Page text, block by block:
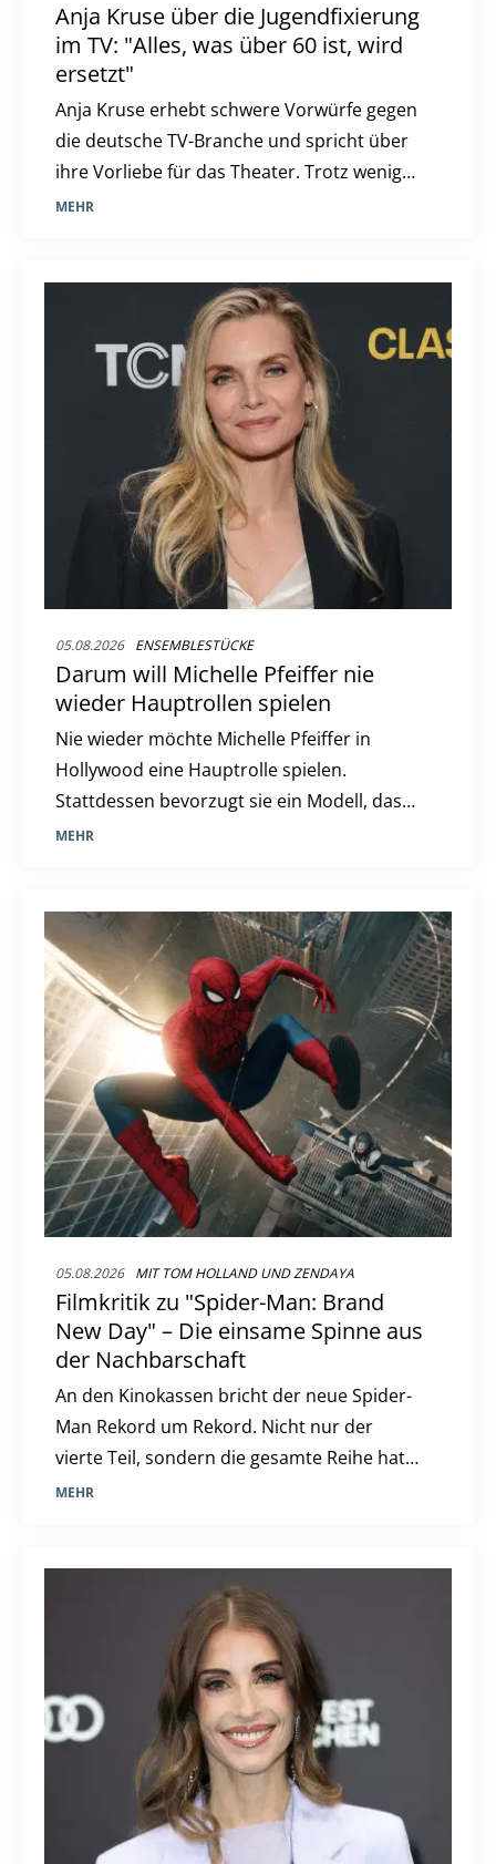
Anja Kruse über die Jugendfixierung
im TV: "Alles, was über 60 ist, wird
ersetzt"
Anja Kruse erhebt schwere Vorwürfe gegen
die deutsche TV-Branche und spricht über
ihre Vorliebe für das Theater. Trotz weniger
TV-Rollen bleibt sie aktiv und engagiert.
MEHR
05.08.2026 ENSEMBLESTÜCKE
Darum will Michelle Pfeiffer nie
wieder Hauptrollen spielen
Nie wieder möchte Michelle Pfeiffer in
Hollywood eine Hauptrolle spielen.
Stattdessen bevorzugt sie ein Modell, das
sie offenbar in ihrer neuen Serie "Only
MEHR
05.08.2026 MIT TOM HOLLAND UND ZENDAYA
Filmkritik zu "Spider-Man: Brand
New Day" – Die einsame Spinne aus
der Nachbarschaft
An den Kinokassen bricht der neue Spider-
Man Rekord um Rekord. Nicht nur der
vierte Teil, sondern die gesamte Reihe hat
sich diesen Erfolg mehr als verdient. Eine
MEHR